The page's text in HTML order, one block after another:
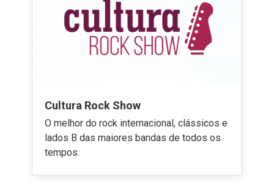
Cultura Rock Show
O melhor do rock internacional, clássicos e
lados B das maiores bandas de todos os
tempos.